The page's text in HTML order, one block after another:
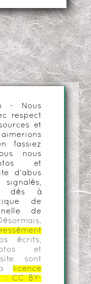
- Nous
respect
et
fassiez
nous
et
d'abus
dès à
de
de
Désormais,
écrits,
et
sont
licence
:
CC BY-